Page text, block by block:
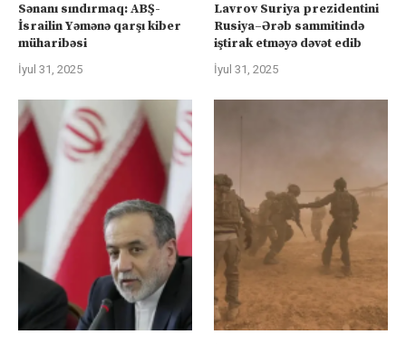
Sənanı sındırmaq: ABŞ-
İsrailin Yəmənə qarşı kiber
müharibəsi
İyul 31, 2025
Lavrov Suriya prezidentini
Rusiya–Ərəb sammitində
iştirak etməyə dəvət edib
İyul 31, 2025